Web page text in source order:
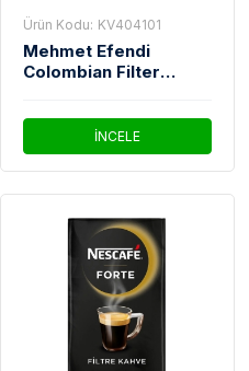
Ürün Kodu: KV404101
Mehmet Efendi
Colombian Filter
İNCELE